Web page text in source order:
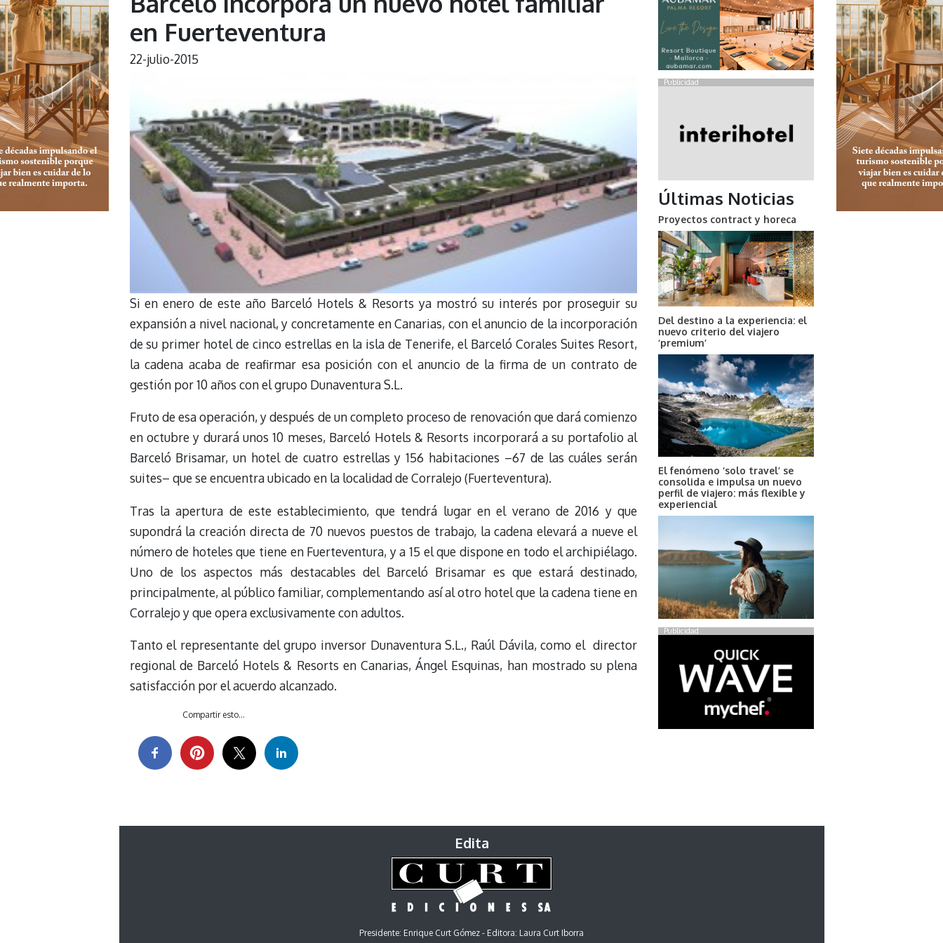
en Fuerteventura
22-julio-2015
Si en enero de este año Barceló Hotels & Resorts ya mostró su interés por proseguir su
expansión a nivel nacional, y concretamente en Canarias, con el anuncio de la incorporación
de su primer hotel de cinco estrellas en la isla de Tenerife, el Barceló Corales Suites Resort,
la cadena acaba de reafirmar esa posición con el anuncio de la firma de un contrato de
gestión por 10 años con el grupo Dunaventura S.L.
Fruto de esa operación, y después de un completo proceso de renovación que dará comienzo
en octubre y durará unos 10 meses, Barceló Hotels & Resorts incorporará a su portafolio al
Barceló Brisamar, un hotel de cuatro estrellas y 156 habitaciones –67 de las cuáles serán
suites– que se encuentra ubicado en la localidad de Corralejo (Fuerteventura).
Tras la apertura de este establecimiento, que tendrá lugar en el verano de 2016 y que
supondrá la creación directa de 70 nuevos puestos de trabajo, la cadena elevará a nueve el
número de hoteles que tiene en Fuerteventura, y a 15 el que dispone en todo el archipiélago.
Uno de los aspectos más destacables del Barceló Brisamar es que estará destinado,
principalmente, al público familiar, complementando así al otro hotel que la cadena tiene en
Corralejo y que opera exclusivamente con adultos.
Tanto el representante del grupo inversor Dunaventura S.L., Raúl Dávila, como el director
regional de Barceló Hotels & Resorts en Canarias, Ángel Esquinas, han mostrado su plena
satisfacción por el acuerdo alcanzado.
Compartir esto...
Publicidad
Últimas Noticias
Proyectos contract y horeca
Del destino a la experiencia: el
nuevo criterio del viajero
‘premium’
El fenómeno ‘solo travel’ se
consolida e impulsa un nuevo
perfil de viajero: más flexible y
experiencial
Publicidad
Edita
Presidente: Enrique Curt Gómez - Editora: Laura Curt Iborra